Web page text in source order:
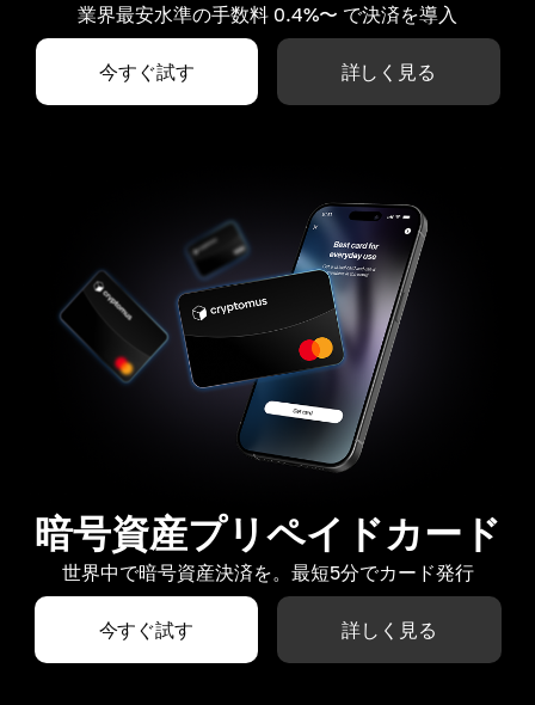
業界最安水準の手数料 0.4%〜 で決済を導入
今すぐ試す 詳しく見る
暗号資産プリペイドカード
世界中で暗号資産決済を。最短5分でカード発行
今すぐ試す 詳しく見る